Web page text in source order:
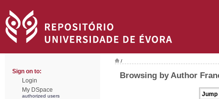
Sign on to:
Login
My DSpace
authorized users
/
Browsing by Author
Jump